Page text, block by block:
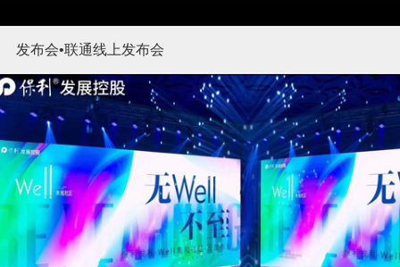
发布会•联通线上发布会